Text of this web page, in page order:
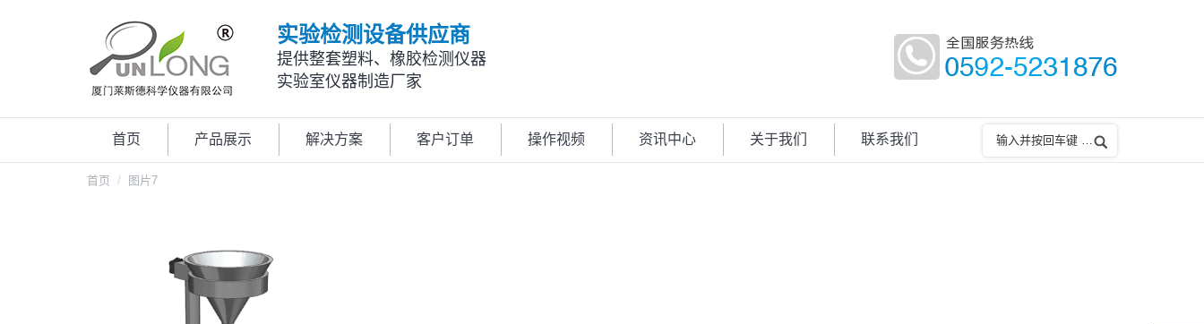
实验检测设备供应商
提供整套塑料、橡胶检测仪器
实验室仪器制造厂家
首页 产品展示 解决方案 客户订单 操作视频 资讯中心 关于我们 联系我们
您在这里：
首页 图片7